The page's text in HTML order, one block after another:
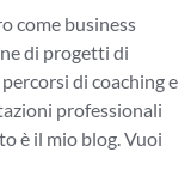
come business
di progetti di
di coaching e
professionali
è il mio blog. Vuoi